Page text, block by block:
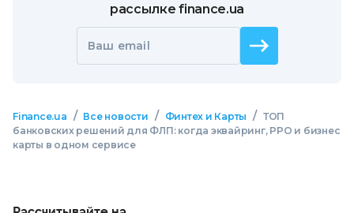
рассылке finance.ua
Ваш email
Finance.ua / Все новости / Финтех и Карты / ТОП
банковских решений для ФЛП: когда эквайринг, РРО и бизнес
карты в одном сервисе